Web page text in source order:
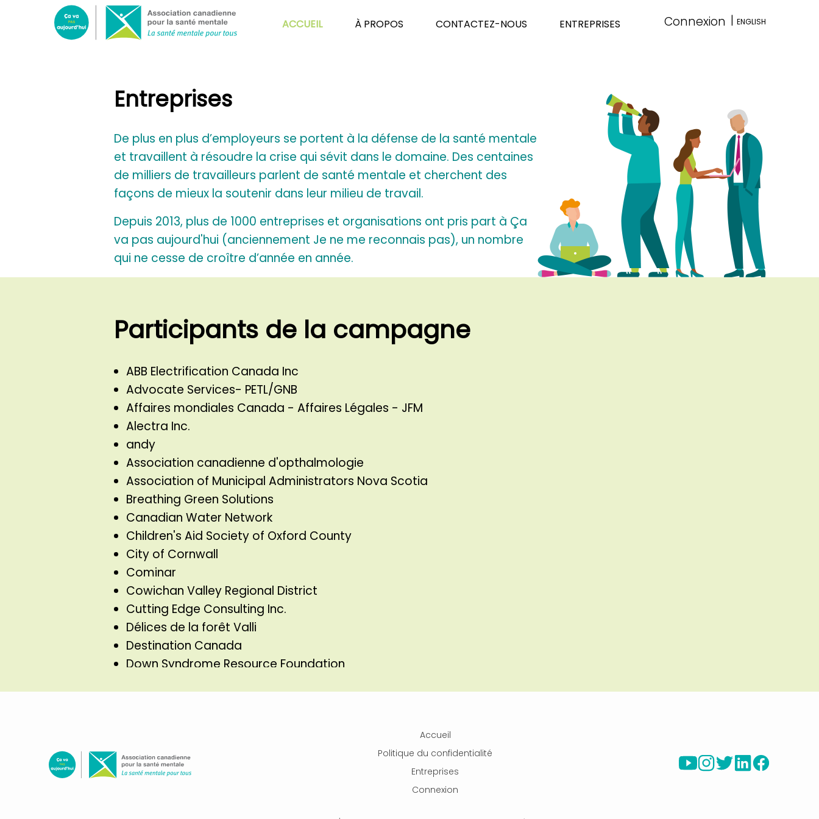
page
d'accueil.
ACCUEIL À PROPOS CONTACTEZ-NOUS ENTREPRISES Connexion | ENGLISH
Entreprises
De plus en plus d’employeurs se portent à la défense de la santé mentale
et travaillent à résoudre la crise qui sévit dans le domaine. Des centaines
de milliers de travailleurs parlent de santé mentale et cherchent des
façons de mieux la soutenir dans leur milieu de travail.
Depuis 2013, plus de 1000 entreprises et organisations ont pris part à Ça
va pas aujourd'hui (anciennement Je ne me reconnais pas), un nombre
qui ne cesse de croître d’année en année.
Participants de la campagne
ABB Electrification Canada Inc
Advocate Services- PETL/GNB
Affaires mondiales Canada - Affaires Légales - JFM
Alectra Inc.
andy
Association canadienne d'opthalmologie
Association of Municipal Administrators Nova Scotia
Breathing Green Solutions
Canadian Water Network
Children's Aid Society of Oxford County
City of Cornwall
Cominar
Cowichan Valley Regional District
Cutting Edge Consulting Inc.
Délices de la forêt Valli
Destination Canada
Down Syndrome Resource Foundation
Field Effect Software Inc.
First Nations Health Authority
Accueil
Politique du confidentialité
Entreprises
Connexion